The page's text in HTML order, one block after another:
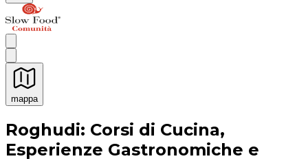
mappa
Esperienze culinarie indimenticabili: Esperienze
Roghudi: Corsi di Cucina,
Esperienze Gastronomiche e